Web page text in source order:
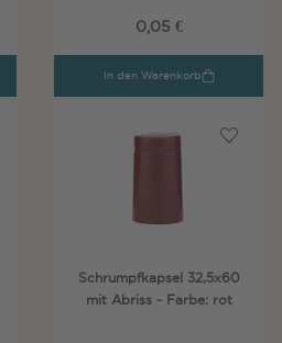
0,05 €
In den Warenkorb
Schrumpfkapsel 32,5x60
mit Abriss - Farbe: rot